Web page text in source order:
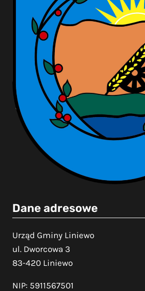
Dane adresowe
Urząd Gminy Liniewo
ul. Dworcowa 3
83-420 Liniewo
NIP: 5911567501